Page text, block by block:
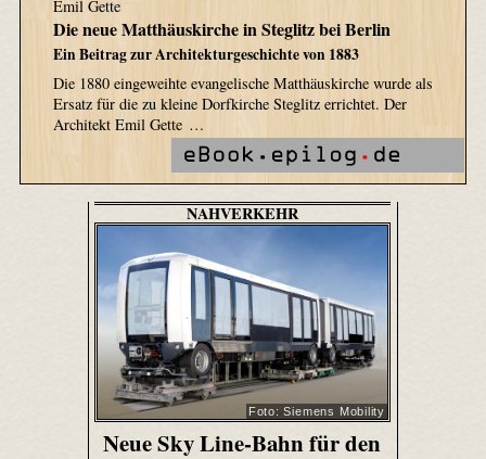
Emil Gette
Die neue Matthäuskirche in Steglitz bei Berlin
Ein Beitrag zur Architekturgeschichte von 1883
Die 1880 eingeweihte evangelische Matthäuskirche wurde als
Ersatz für die zu kleine Dorfkirche Steglitz errichtet. Der
Architekt Emil Gette …
NAHVERKEHR
Foto: Siemens Mobility
Neue Sky Line-Bahn für den